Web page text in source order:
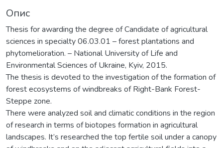
Опис
Thesis for awarding the degree of Candidate of agricultural
sciences in specialty 06.03.01 – forest plantations and
phytomelioration. – National University of Life and
Environmental Sciences of Ukraine, Kyiv, 2015.
The thesis is devoted to the investigation of the formation of
forest ecosystems of windbreaks of Right-Bank Forest-
Steppe zone.
There were analyzed soil and climatic conditions in the region
of research in terms of biotopes formation in agricultural
landscapes. It’s researched the top fertile soil under a canopy